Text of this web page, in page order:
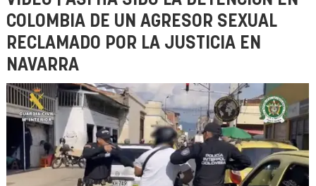
COLOMBIA DE UN AGRESOR SEXUAL
RECLAMADO POR LA JUSTICIA EN
NAVARRA